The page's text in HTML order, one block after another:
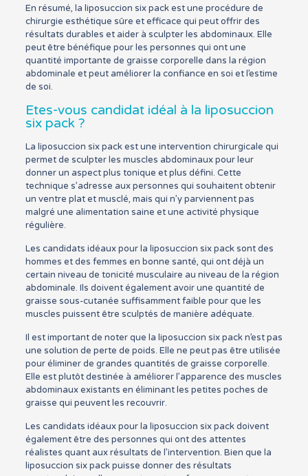
En résumé, la liposuccion six pack est une procédure de
chirurgie esthétique sûre et efficace qui peut offrir des
résultats durables et aider à sculpter les abdominaux. Elle
peut être bénéfique pour les personnes qui ont une
quantité importante de graisse corporelle dans la région
abdominale et peut améliorer la confiance en soi et l’estime
de soi.
Etes-vous candidat idéal à la liposuccion
six pack ?
La liposuccion six pack est une intervention chirurgicale qui
permet de sculpter les muscles abdominaux pour leur
donner un aspect plus tonique et plus défini. Cette
technique s’adresse aux personnes qui souhaitent obtenir
un ventre plat et musclé, mais qui n’y parviennent pas
malgré une alimentation saine et une activité physique
régulière.
Les candidats idéaux pour la liposuccion six pack sont des
hommes et des femmes en bonne santé, qui ont déjà un
certain niveau de tonicité musculaire au niveau de la région
abdominale. Ils doivent également avoir une quantité de
graisse sous-cutanée suffisamment faible pour que les
muscles puissent être sculptés de manière adéquate.
Il est important de noter que la liposuccion six pack n’est pas
une solution de perte de poids. Elle ne peut pas être utilisée
pour éliminer de grandes quantités de graisse corporelle.
Elle est plutôt destinée à améliorer l’apparence des muscles
abdominaux existants en éliminant les petites poches de
graisse qui peuvent les recouvrir.
Les candidats idéaux pour la liposuccion six pack doivent
également être des personnes qui ont des attentes
réalistes quant aux résultats de l’intervention. Bien que la
liposuccion six pack puisse donner des résultats